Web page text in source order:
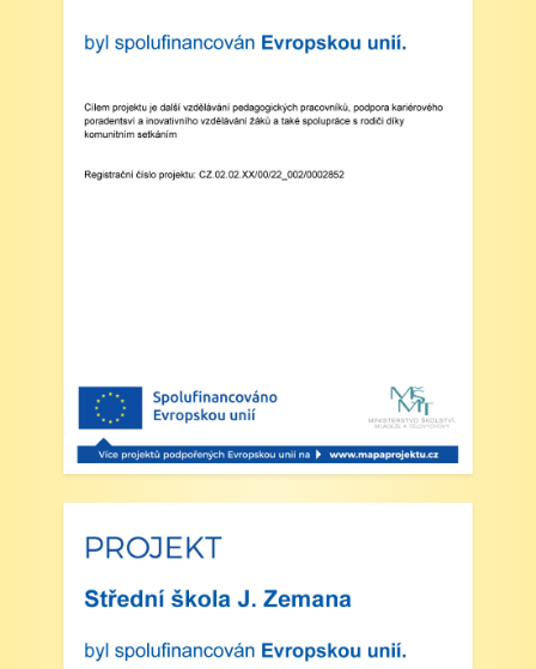
V Náchodě dne 20. srpna 2025 Ing. Ivo
Zveřejněno: 29.5.2025
Třídní výlet Liberec IV.třída
Zveřejněno: 20.5.2025
Výlet do ZOO Dvůr Králové n/L
Zveřejněno: 16.5.2025
plavecká výuka, V., VI. a VII.třída
Třídní schůzky dne 8. 4. 2025 od 13 - 16